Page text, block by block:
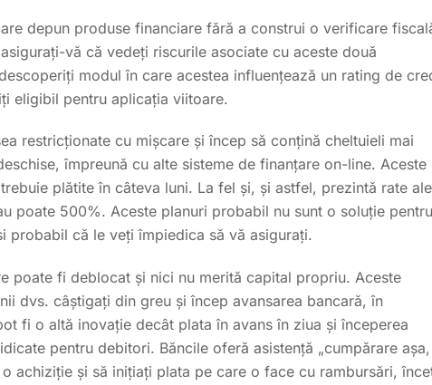
depun produse financiare fără a construi o verificare
vă că vedeți riscurile asociate cu aceste două
modul în care acestea influențează un rating de
eligibil pentru aplicația viitoare.
restricționate cu mișcare și încep să conțină cheltuieli mai
împreună cu alte sisteme de finanțare on-line. Aceste
plătite în câteva luni. La fel și, și astfel, prezintă rate ale
poate 500%. Aceste planuri probabil nu sunt o soluție pentru
probabil că le veți împiedica să vă asigurați.
poate fi deblocat și nici nu merită capital propriu. Aceste
dvs. câștigați din greu și încep avansarea bancară, în
fi o altă inovație decât plata în avans în ziua și începerea
pentru debitori. Băncile oferă asistență „cumpărare așa,
achiziție și să inițiați plata pe care o face cu rambursări,